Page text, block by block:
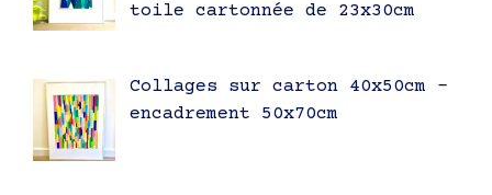
toile cartonnée de 23x30cm
Collages sur carton 40x50cm –
encadrement 50x70cm